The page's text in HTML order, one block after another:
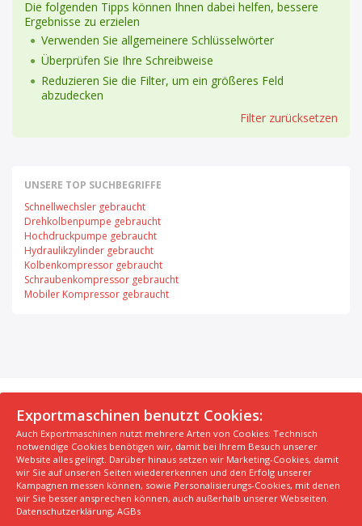
Die folgenden Tipps können Ihnen dabei helfen, bessere
Ergebnisse zu erzielen
Verwenden Sie allgemeinere Schlüsselwörter
Überprüfen Sie Ihre Schreibweise
Reduzieren Sie die Filter, um ein größeres Feld
abzudecken
Filter zurücksetzen
UNSERE TOP SUCHBEGRIFFE
Schnellwechsler gebraucht
Drehkolbenpumpe gebraucht
Hochdruckpumpe gebraucht
Hydraulikzylinder gebraucht
Kolbenkompressor gebraucht
Schraubenkompressor gebraucht
Mobiler Kompressor gebraucht
© 2026 Exportmaschinen.de
Über uns
AGB Datenschutzerklärung
FAQ
Impressum
Hersteller
Unsere Top Maschinen #1
Unsere Top Maschinen #2
Unsere Top Maschinen #3
Kontaktiere uns
Kindergarten in der Nähe finden
Exportmaschinen benutzt Cookies:
Auch Exportmaschinen nutzt mehrere Arten von Cookies: Technisch
notwendige Cookies benötigen wir, damit bei Ihrem Besuch unserer
Website alles gelingt. Darüber hinaus setzen wir Marketing-Cookies, damit
wir Sie auf unseren Seiten wiedererkennen und den Erfolg unserer
Kampagnen messen können, sowie Personalisierungs-Cookies, mit denen
wir Sie besser ansprechen können, auch außerhalb unserer Webseiten.
Datenschutzerklärung, AGBs